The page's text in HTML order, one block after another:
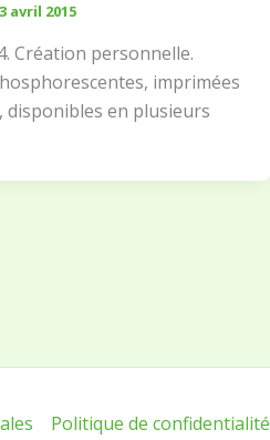
avril 2015
Création personnelle.
imprimées
disponibles en plusieurs
Politique de confidentialité